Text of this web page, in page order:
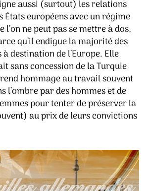
aussi (surtout) les relations
États européens avec un régime
ne peut pas se mettre à dos,
qu’il endigue la majorité des
destination de l’Europe. Elle
sans concession de la Turquie
rend hommage au travail souvent
l’ombre par des hommes et de
pour tenter de préserver la
au prix de leurs convictions